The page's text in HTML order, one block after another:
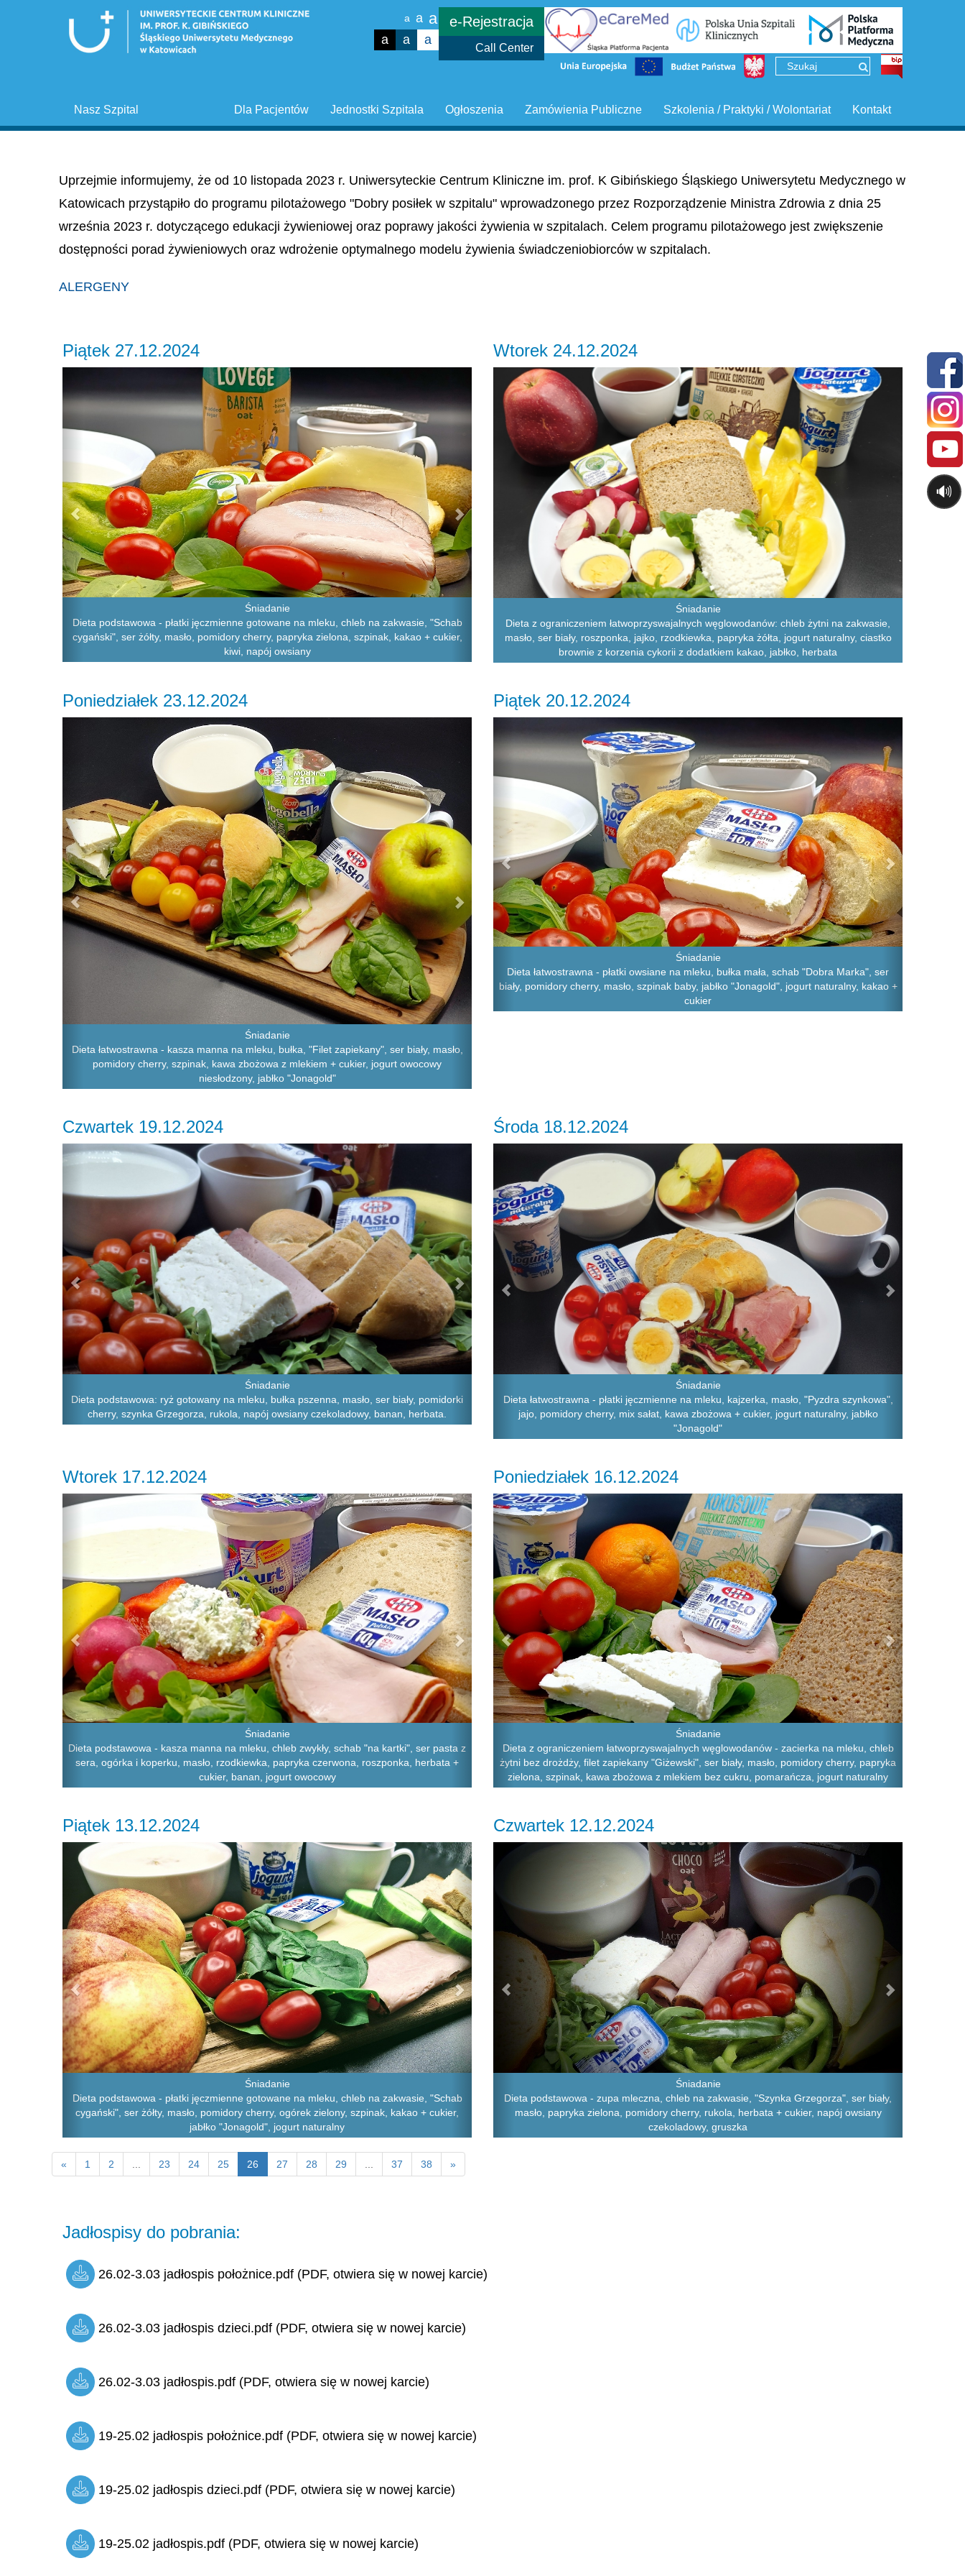
a a a
a a a
e-Rejestracja
Call Center
Kontakt
Szkolenia / Praktyki / Wolontariat
Zamówienia Publiczne
Ogłoszenia
Jednostki Szpitala
Dla Pacjentów
Nasz Szpital
Uprzejmie informujemy, że od 10 listopada 2023 r. Uniwersyteckie Centrum Kliniczne im. prof. K Gibińskiego Śląskiego Uniwersytetu Medycznego w
Katowicach przystąpiło do programu pilotażowego "Dobry posiłek w szpitalu" wprowadzonego przez Rozporządzenie Ministra Zdrowia z dnia 25
września 2023 r. dotyczącego edukacji żywieniowej oraz poprawy jakości żywienia w szpitalach. Celem programu pilotażowego jest zwiększenie
dostępności porad żywieniowych oraz wdrożenie optymalnego modelu żywienia świadczeniobiorców w szpitalach.
ALERGENY
Piątek 27.12.2024
Śniadanie
Dieta podstawowa - płatki jęczmienne gotowane na mleku, chleb na zakwasie, "Schab
cygański", ser żółty, masło, pomidory cherry, papryka zielona, szpinak, kakao + cukier,
kiwi, napój owsiany
Wtorek 24.12.2024
Śniadanie
Dieta z ograniczeniem łatwoprzyswajalnych węglowodanów: chleb żytni na zakwasie,
masło, ser biały, roszponka, jajko, rzodkiewka, papryka żółta, jogurt naturalny, ciastko
brownie z korzenia cykorii z dodatkiem kakao, jabłko, herbata
Poniedziałek 23.12.2024
Śniadanie
Dieta łatwostrawna - kasza manna na mleku, bułka, "Filet zapiekany", ser biały, masło,
pomidory cherry, szpinak, kawa zbożowa z mlekiem + cukier, jogurt owocowy
niesłodzony, jabłko "Jonagold"
Piątek 20.12.2024
Śniadanie
Dieta łatwostrawna - płatki owsiane na mleku, bułka mała, schab "Dobra Marka", ser
biały, pomidory cherry, masło, szpinak baby, jabłko "Jonagold", jogurt naturalny, kakao +
cukier
Czwartek 19.12.2024
Śniadanie
Dieta podstawowa: ryż gotowany na mleku, bułka pszenna, masło, ser biały, pomidorki
cherry, szynka Grzegorza, rukola, napój owsiany czekoladowy, banan, herbata.
Previous
Środa 18.12.2024
Śniadanie
Dieta łatwostrawna - płatki jęczmienne na mleku, kajzerka, masło, "Pyzdra szynkowa",
jajo, pomidory cherry, mix sałat, kawa zbożowa + cukier, jogurt naturalny, jabłko
"Jonagold"
Wtorek 17.12.2024
Śniadanie
Dieta podstawowa - kasza manna na mleku, chleb zwykły, schab "na kartki", ser pasta z
sera, ogórka i koperku, masło, rzodkiewka, papryka czerwona, roszponka, herbata +
cukier, banan, jogurt owocowy
Previous Next
Poniedziałek 16.12.2024
Śniadanie
Dieta z ograniczeniem łatwoprzyswajalnych węglowodanów - zacierka na mleku, chleb
żytni bez drożdży, filet zapiekany "Giżewski", ser biały, masło, pomidory cherry, papryka
zielona, szpinak, kawa zbożowa z mlekiem bez cukru, pomarańcza, jogurt naturalny
Previous
Piątek 13.12.2024
Śniadanie
Dieta podstawowa - płatki jęczmienne gotowane na mleku, chleb na zakwasie, "Schab
cygański", ser żółty, masło, pomidory cherry, ogórek zielony, szpinak, kakao + cukier,
jabłko "Jonagold", jogurt naturalny
Previous Next
Czwartek 12.12.2024
Śniadanie
Dieta podstawowa - zupa mleczna, chleb na zakwasie, "Szynka Grzegorza", ser biały,
masło, papryka zielona, pomidory cherry, rukola, herbata + cukier, napój owsiany
czekoladowy, gruszka
Previous
« 1 2 23 24 25 26 27 28 29 37 38 »
Jadłospisy do pobrania:
26.02-3.03 jadłospis położnice.pdf (PDF, otwiera się w nowej karcie)
26.02-3.03 jadłospis dzieci.pdf (PDF, otwiera się w nowej karcie)
26.02-3.03 jadłospis.pdf (PDF, otwiera się w nowej karcie)
19-25.02 jadłospis położnice.pdf (PDF, otwiera się w nowej karcie)
19-25.02 jadłospis dzieci.pdf (PDF, otwiera się w nowej karcie)
19-25.02 jadłospis.pdf (PDF, otwiera się w nowej karcie)
🔊